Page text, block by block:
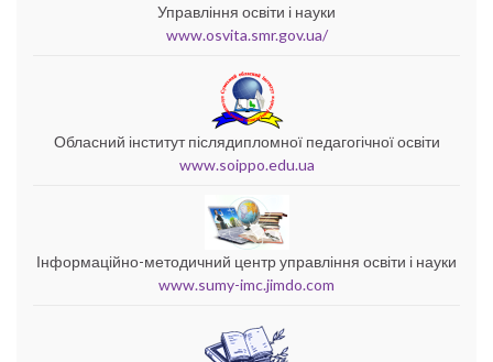
Управління освіти і науки
www.osvita.smr.gov.ua/
Обласний інститут післядипломної педагогічної освіти
www.soippo.edu.ua
Інформаційно-методичний центр управління освіти і науки
www.sumy-imc.jimdo.com